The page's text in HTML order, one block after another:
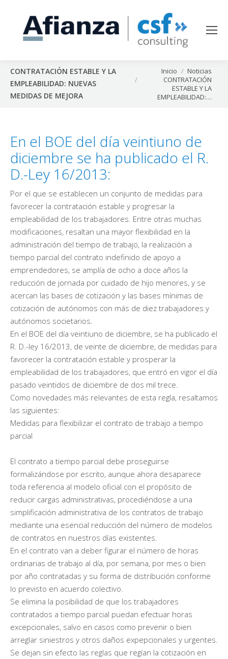
CONTRATACIÓN ESTABLE Y LA
EMPLEABILIDAD: NUEVAS
MEDIDAS DE MEJORA
Estás aquí:Inicio
Noticias
CONTRATACIÓN
ESTABLE Y LA
EMPLEABILIDAD:…
En el BOE del día veintiuno de
diciembre se ha publicado el R.
D.-Ley 16/2013:
Por el que se establecen un conjunto de medidas para
favorecer la contratación estable y progresar la
empleabilidad de los trabajadores. Entre otras muchas
modificaciones, resaltan una mayor flexibilidad en la
administración del tiempo de trabajo, la realización a
tiempo parcial del contrato indefinido de apoyo a
emprendedores, se amplía de ocho a doce años la
reducción de jornada por cuidado de hijo menores, y se
acercan las bases de cotización y las bases mínimas de
cotización de autónomos con más de diez trabajadores y
autónomos societarios.
En el BOE del día veintiuno de diciembre, se ha publicado el
R. D.-ley 16/2013, de veinte de diciembre, de medidas para
favorecer la contratación estable y prosperar la
empleabilidad de los trabajadores, que entró en vigor el día
pasado veintidos de diciembre de dos mil trece.
Como novedades más relevantes de esta regla, resaltamos
las siguientes:
Medidas para flexibilizar el contrato de trabajo a tiempo
parcial
El contrato a tiempo parcial debe proseguirse
formalizándose por escrito, aunque ahora desaparece
toda referencia al modelo oficial con el propósito de
reducir cargas administrativas, procediéndose a una
simplificación administrativa de los contratos de trabajo
mediante una esencial reducción del número de modelos
de contratos en nuestros días existentes.
En el contrato van a deber figurar el número de horas
ordinarias de trabajo al día, por semana, por mes o bien
por año contratadas y su forma de distribución conforme
lo previsto en acuerdo colectivo.
Se elimina la posibilidad de que los trabajadores
contratados a tiempo parcial puedan efectuar horas
excepcionales, salvo en casos como prevenir o bien
arreglar siniestros y otros daños expepcionales y urgentes.
Se dejan sin efecto las reglas que regían la cotización en